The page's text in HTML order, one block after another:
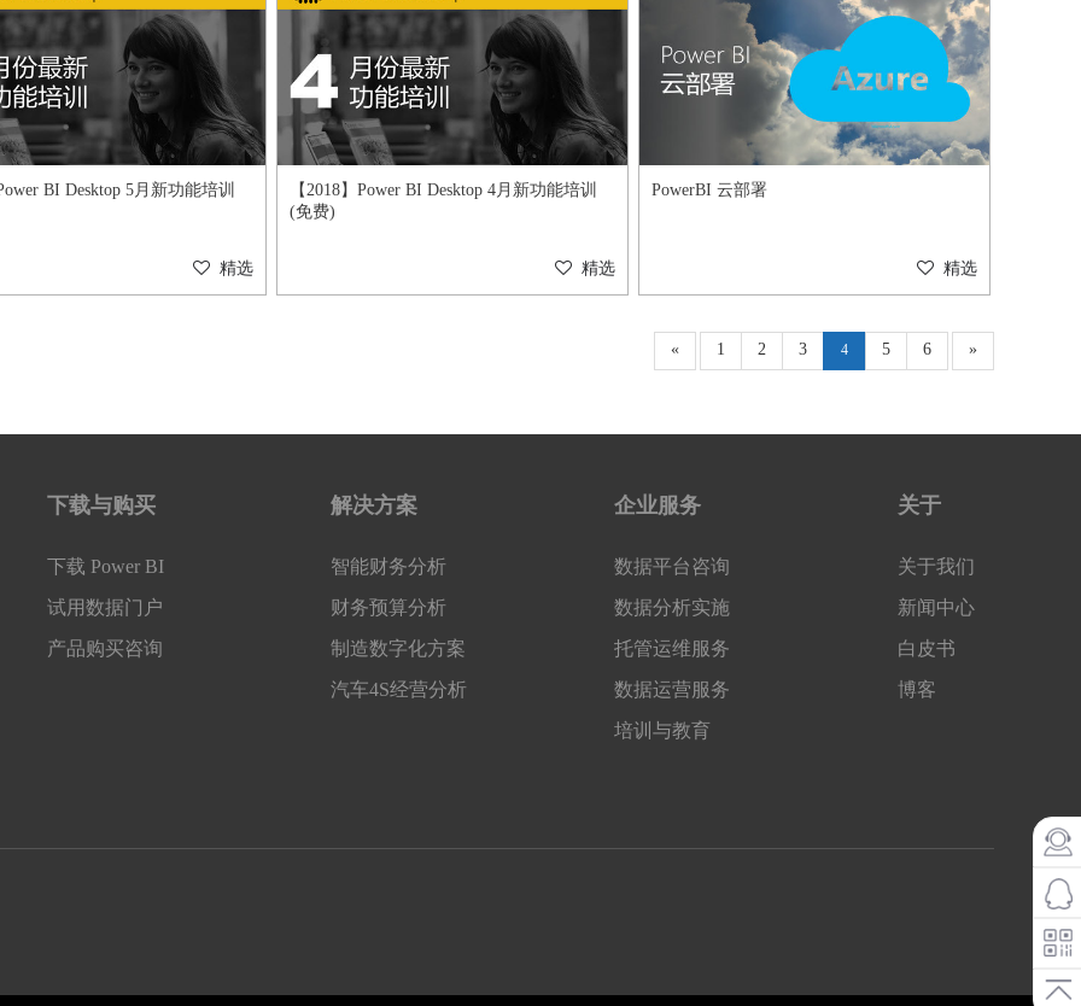
BI Desktop 5月新功能培训
精选
【2018】Power BI Desktop 4月新功能培训
(免费)
精选
PowerBI 云部署
精选
« 1 2 3 4 5 6 »
下载与购买
下载 Power BI
试用数据门户
产品购买咨询
解决方案
智能财务分析
财务预算分析
制造数字化方案
汽车4S经营分析
企业服务
数据平台咨询
数据分析实施
托管运维服务
数据运营服务
培训与教育
关于
关于我们
新闻中心
白皮书
博客